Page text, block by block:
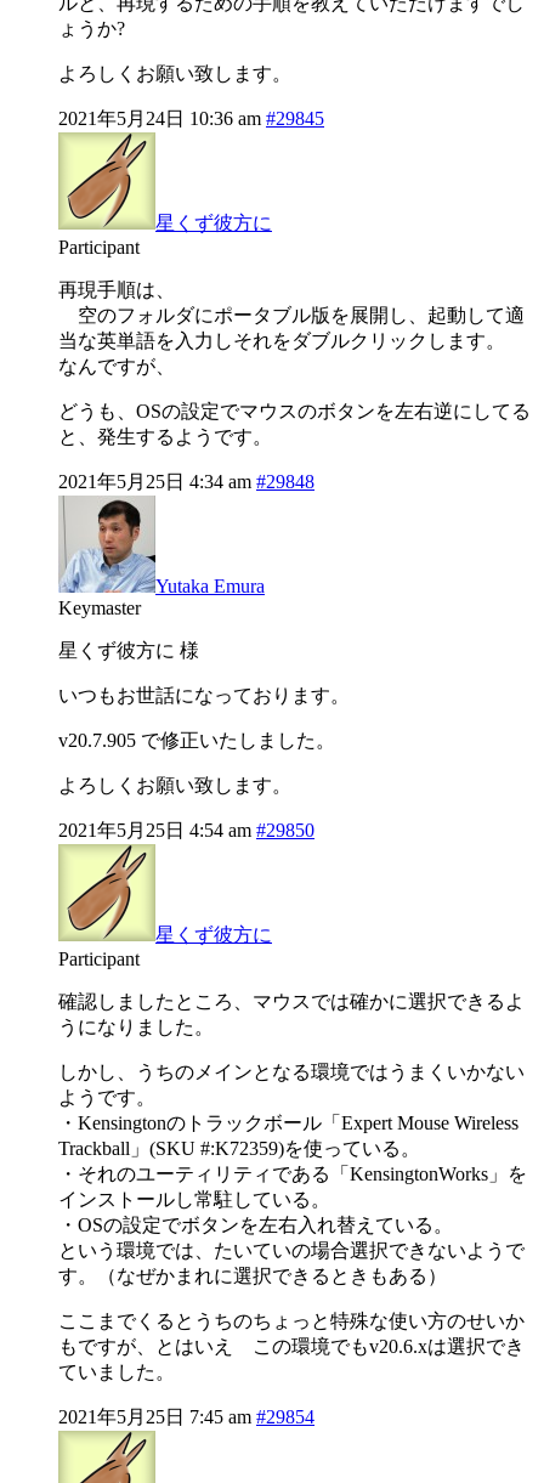
ょうか?
よろしくお願い致します。
2021年5月24日 10:36 am #29845
星くず彼方に
Participant
再現手順は、
空のフォルダにポータブル版を展開し、起動して適
当な英単語を入力しそれをダブルクリックします。
なんですが、
どうも、OSの設定でマウスのボタンを左右逆にしてる
と、発生するようです。
2021年5月25日 4:34 am #29848
Yutaka Emura
Keymaster
星くず彼方に 様
いつもお世話になっております。
v20.7.905 で修正いたしました。
よろしくお願い致します。
2021年5月25日 4:54 am #29850
星くず彼方に
Participant
確認しましたところ、マウスでは確かに選択できるよ
うになりました。
しかし、うちのメインとなる環境ではうまくいかない
ようです。
・Kensingtonのトラックボール「Expert Mouse Wireless
Trackball」(SKU #:K72359)を使っている。
・それのユーティリティである「KensingtonWorks」を
インストールし常駐している。
・OSの設定でボタンを左右入れ替えている。
という環境では、たいていの場合選択できないようで
す。（なぜかまれに選択できるときもある）
ここまでくるとうちのちょっと特殊な使い方のせいか
もですが、とはいえ この環境でもv20.6.xは選択でき
ていました。
2021年5月25日 7:45 am #29854